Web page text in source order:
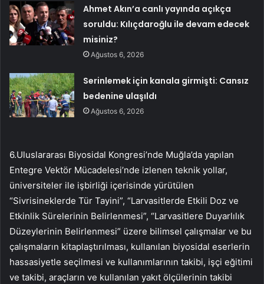
Ahmet Akın’a canlı yayında açıkça
soruldu: Kılıçdaroğlu ile devam edecek
misiniz?
Ağustos 6, 2026
Serinlemek için kanala girmişti: Cansız
bedenine ulaşıldı
Ağustos 6, 2026
6.Uluslararası Biyosidal Kongresi’nde Muğla’da yapılan
Entegre Vektör Mücadelesi’nde izlenen teknik yollar,
üniversiteler ile işbirliği içerisinde yürütülen
“Sivrisineklerde Tür Tayini”, “Larvasitlerde Etkili Doz ve
Etkinlik Sürelerinin Belirlenmesi”, “Larvasitlere Duyarlılık
Düzeylerinin Belirlenmesi” üzere bilimsel çalışmalar ve bu
çalışmaların kitaplaştırılması, kullanılan biyosidal eserlerin
hassasiyetle seçilmesi ve kullanımlarının takibi, işçi eğitimi
ve takibi, araçların ve kullanılan yakıt ölçülerinin takibi